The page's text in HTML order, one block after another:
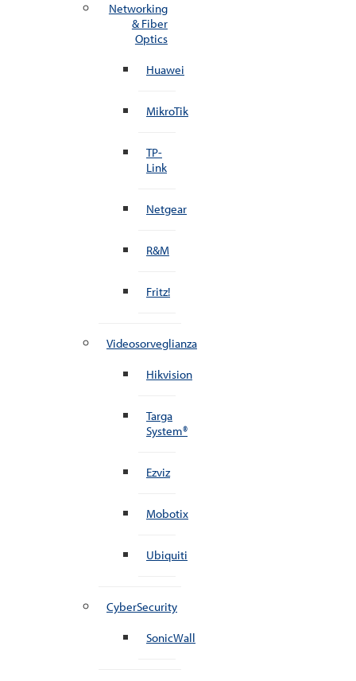
Networking
& Fiber
Optics
Huawei
MikroTik
TP-
Link
Netgear
R&M
Fritz!
Videosorveglianza
Hikvision
Targa
System®
Ezviz
Mobotix
Ubiquiti
CyberSecurity
SonicWall